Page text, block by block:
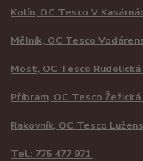
Kolín, OC Tesco V
Mělník, OC Tesco
Most, OC Tesco Rudolická
Příbram, OC Tesco Žežická
Rakovník, OC Tesco
Tel.: 775 477 971